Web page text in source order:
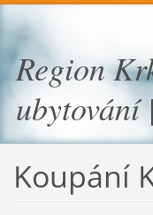
Region
ubytování
Koupání